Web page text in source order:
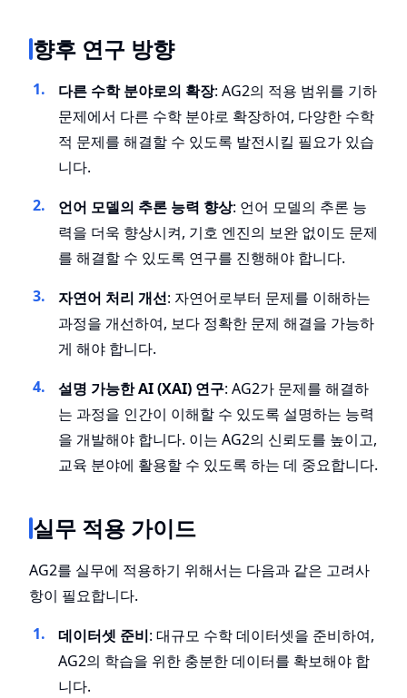
향후 연구 방향
다른 수학 분야로의 확장: AG2의 적용 범위를 기하
문제에서 다른 수학 분야로 확장하여, 다양한 수학
적 문제를 해결할 수 있도록 발전시킬 필요가 있습
니다.
언어 모델의 추론 능력 향상: 언어 모델의 추론 능
력을 더욱 향상시켜, 기호 엔진의 보완 없이도 문제
를 해결할 수 있도록 연구를 진행해야 합니다.
자연어 처리 개선: 자연어로부터 문제를 이해하는
과정을 개선하여, 보다 정확한 문제 해결을 가능하
게 해야 합니다.
설명 가능한 AI (XAI) 연구: AG2가 문제를 해결하
는 과정을 인간이 이해할 수 있도록 설명하는 능력
을 개발해야 합니다. 이는 AG2의 신뢰도를 높이고,
교육 분야에 활용할 수 있도록 하는 데 중요합니다.
실무 적용 가이드
AG2를 실무에 적용하기 위해서는 다음과 같은 고려사
항이 필요합니다.
데이터셋 준비: 대규모 수학 데이터셋을 준비하여,
AG2의 학습을 위한 충분한 데이터를 확보해야 합
니다.